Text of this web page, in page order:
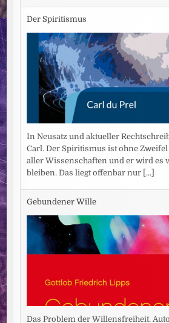
Der Spiritismus
In Neusatz und aktueller
Carl. Der Spiritismus ist ohne Zweifel
aller Wissenschaften und er wird es
bleiben. Das liegt offenbar nur [...]
Gebundener Wille
Das Problem der Willensfreiheit.